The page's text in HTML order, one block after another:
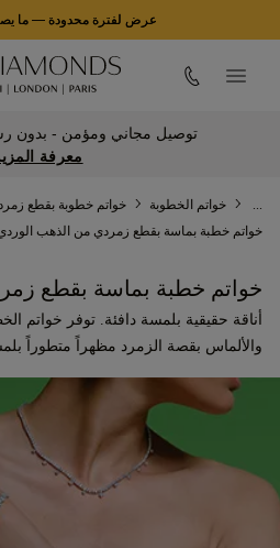
عرض لفترة محدودة —ما يصل
توصيل مجاني ومؤمن - بدون
معرفة
خواتم الخطوبة
خواتم خطوبة بقطع
خواتم خطبة بماسة بقطع زمردي من الذهب
خواتم خطبة بماسة بقطع
أناقة حقيقية بلمسة دافئة. توفر خواتم
والألماس بقصة الزمرد مظهراً متطوراً